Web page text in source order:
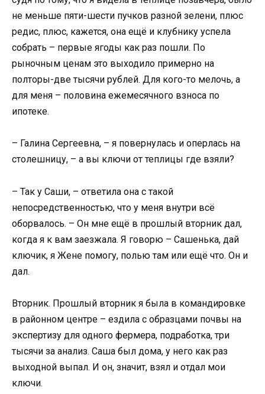
не меньше пяти-шести пучков разной зелени, плюс
редис, плюс, кажется, она ещё и клубнику успела
собрать – первые ягоды как раз пошли. По
рыночным ценам это выходило примерно на
полторы-две тысячи рублей. Для кого-то мелочь, а
для меня – половина ежемесячного взноса по
ипотеке.
– Галина Сергеевна, – я повернулась и оперлась на
столешницу, – а вы ключи от теплицы где взяли?
– Так у Саши, – ответила она с такой
непосредственностью, что у меня внутри всё
оборвалось. – Он мне ещё в прошлый вторник дал,
когда я к вам заезжала. Я говорю – Сашенька, дай
ключик, я Жене помогу, полью там или ещё что. Он и
дал.
Вторник. Прошлый вторник я была в командировке
в районном центре – ездила с образцами почвы на
экспертизу для одного фермера, подработка, три
тысячи за анализ. Саша был дома, у него как раз
выходной выпал. И он, значит, взял и отдал мои
ключи.